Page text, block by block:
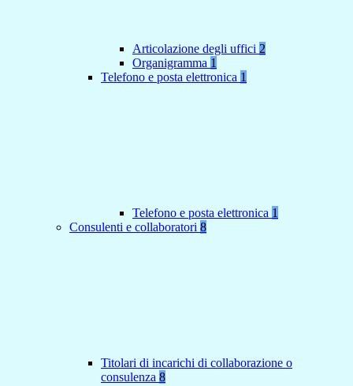
Articolazione degli uffici 2
Organigramma 1
Telefono e posta elettronica 1
Telefono e posta elettronica 1
Consulenti e collaboratori 8
Titolari di incarichi di collaborazione o
consulenza 8